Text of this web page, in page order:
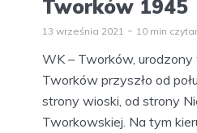
Tworków 1945
13 września 2021 10 min
WK – Tworków,
Tworków przyszło od
strony wioski, od strony
Tworkowskiej. Na tym